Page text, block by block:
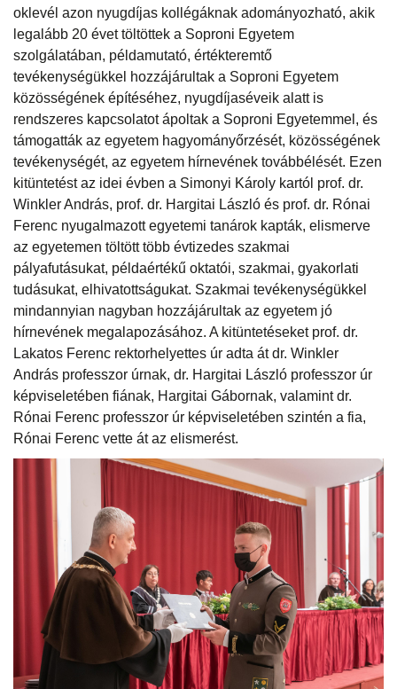
oklevél azon nyugdíjas kollégáknak adományozható, akik
legalább 20 évet töltöttek a Soproni Egyetem
szolgálatában, példamutató, értékteremtő
tevékenységükkel hozzájárultak a Soproni Egyetem
közösségének építéséhez, nyugdíjaséveik alatt is
rendszeres kapcsolatot ápoltak a Soproni Egyetemmel, és
támogatták az egyetem hagyományőrzését, közösségének
tevékenységét, az egyetem hírnevének továbbélését. Ezen
kitüntetést az idei évben a Simonyi Károly kartól prof. dr.
Winkler András, prof. dr. Hargitai László és prof. dr. Rónai
Ferenc nyugalmazott egyetemi tanárok kapták, elismerve
az egyetemen töltött több évtizedes szakmai
pályafutásukat, példaértékű oktatói, szakmai, gyakorlati
tudásukat, elhivatottságukat. Szakmai tevékenységükkel
mindannyian nagyban hozzájárultak az egyetem jó
hírnevének megalapozásához. A kitüntetéseket prof. dr.
Lakatos Ferenc rektorhelyettes úr adta át dr. Winkler
András professzor úrnak, dr. Hargitai László professzor úr
képviseletében fiának, Hargitai Gábornak, valamint dr.
Rónai Ferenc professzor úr képviseletében szintén a fia,
Rónai Ferenc vette át az elismerést.